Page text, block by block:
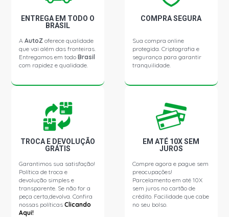
ENTREGA EM TODO O
BRASIL
AAutoZ oferece qualidade
que vai além das fronteiras.
Entregamos em todoBrasil
com rapidez e qualidade.
COMPRA SEGURA
Sua compra online
protegida. Criptografia e
segurança para garantir
tranquilidade.
TROCA E DEVOLUÇÃO
GRÁTIS
Garantimos sua satisfação!
Política de troca e
devolução simples e
transparente. Se não for a
peça certa,devolva. Confira
nossas políticasClicando
Aqui!
EM ATÉ 10X SEM
JUROS
Compre agora e pague sem
preocupações!
Parcelamento em até 10X
sem juros no cartão de
crédito. Facilidade que cabe
no seu bolso.